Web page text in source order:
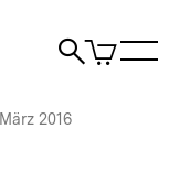
Suche
Artikel
im
März 2016